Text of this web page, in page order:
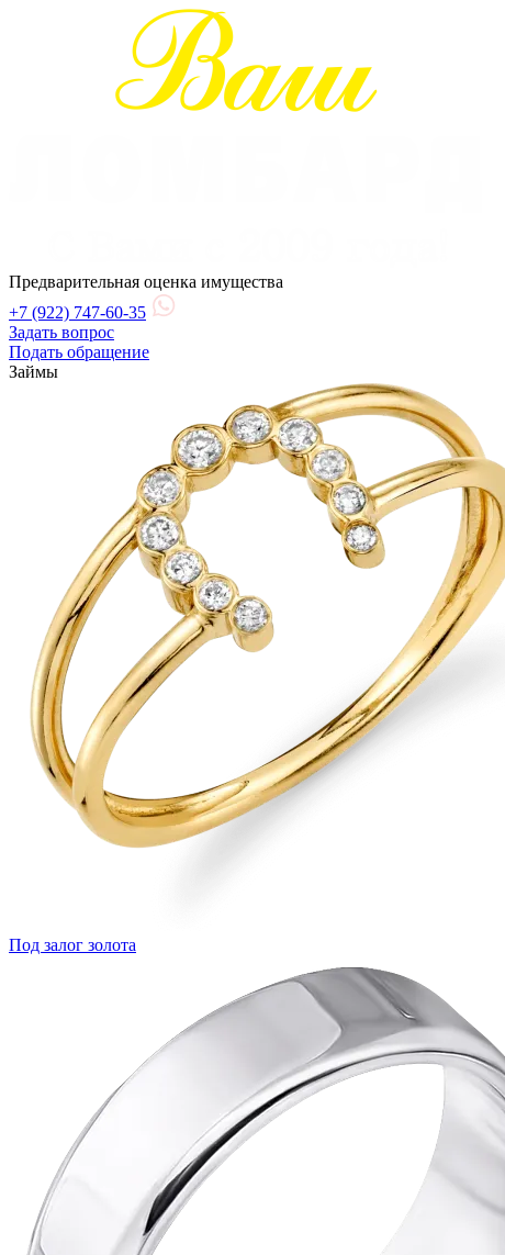
Предварительная оценка имущества
+7 (922) 747-60-35
Задать вопрос
Подать обращение
Займы
Под залог золота